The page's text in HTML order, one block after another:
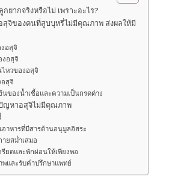
ยากจริงหรือไม่ เพราะอะไร?
สุจิของคนที่สูบบุหรี่ไม่มีคุณภาพ ส่งผลให้มี
อสุจิ
งอสุจิ
ไหวของอสุจิ
สุจิ
นของน้ำเชื้อและความเป็นกรดด่าง
ญหาอสุจิไม่มีคุณภาพ
อาหารที่มีสารต้านอนุมูลอิสระ
ยสม่ำเสมอ
รียดและพักผ่อนให้เพียงพอ
พและรับคำปรึกษาแพทย์